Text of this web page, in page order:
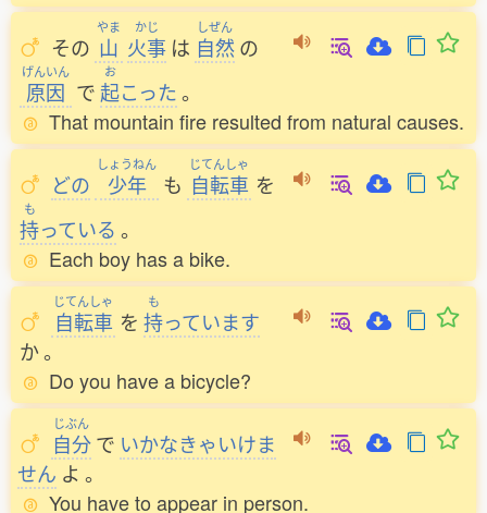
その
やま
山
かじ
火事 は
しぜん
自然 の
げんいん
原因 で
お
起こった。
That mountain fire resulted from natural causes.
どの
しょうねん
少年 も
じてんしゃ
自転車 を
も
持っている 。
Each boy has a bike.
じてんしゃ
自転車 を
も
持っています
か。
Do you have a bicycle?
じぶん
自分 で いかなきゃいけま
せん よ 。
You have to appear in person.